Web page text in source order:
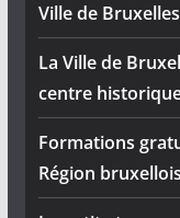
Ville de Bruxelles
La Ville de
centre
Formations
Région